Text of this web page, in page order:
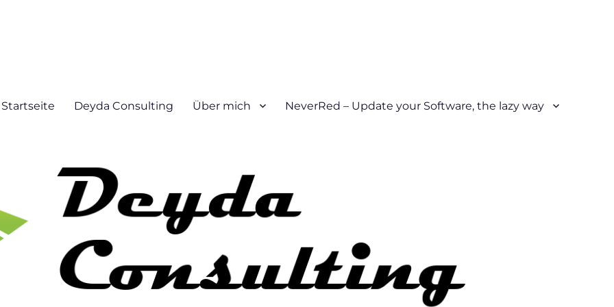
Startseite Deyda Consulting Über mich NeverRed – Update your Software, the lazy way